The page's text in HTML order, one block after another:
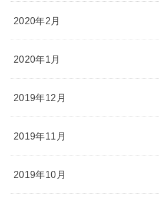
2020年2月
2020年1月
2019年12月
2019年11月
2019年10月